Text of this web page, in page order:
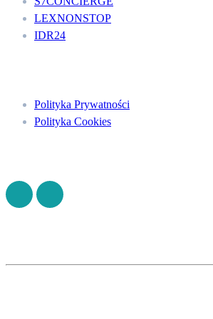
LEXNONSTOP
IDR24
Polityka Prywatności
Polityka Cookies